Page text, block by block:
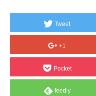
Tweet
+1
Pocket
feedly